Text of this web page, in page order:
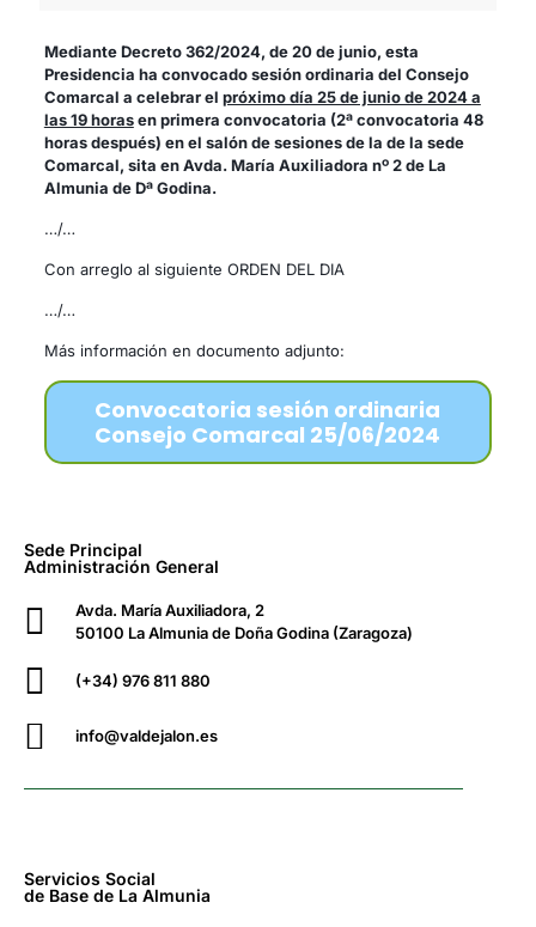
Mediante Decreto 362/2024, de 20 de junio, esta
Presidencia ha convocado sesión ordinaria del Consejo
Comarcal a celebrar el próximo día 25 de junio de 2024 a
las 19 horasen primera convocatoria (2ª convocatoria 48
horas después) en el salón de sesiones de la de la sede
Comarcal, sita en Avda. María Auxiliadora nº 2 de La
Almunia de Dª Godina.
…/…
Con arreglo al siguiente ORDEN DEL DIA
…/…
Más información en documento adjunto:
Convocatoria sesión ordinaria
Consejo Comarcal 25/06/2024
Sede Principal
Administración General
Avda. María Auxiliadora, 2
50100 La Almunia de Doña Godina (Zaragoza)
(+34) 976 811 880
info@valdejalon.es
Servicios Social
de Base de La Almunia